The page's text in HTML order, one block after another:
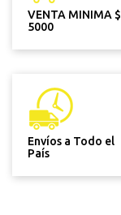
VENTA MINIMA $
5000
Envíos a Todo el
País